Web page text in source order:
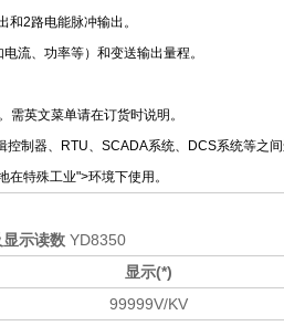
2路电能脉冲输出。
流、功率等）和变送输出量程。
英文菜单请在订货时说明。
制器、RTU、SCADA系统、DCS系统等之间
在特殊工业">环境下使用。
示读数 YD8350
显示(*)
99999V/KV